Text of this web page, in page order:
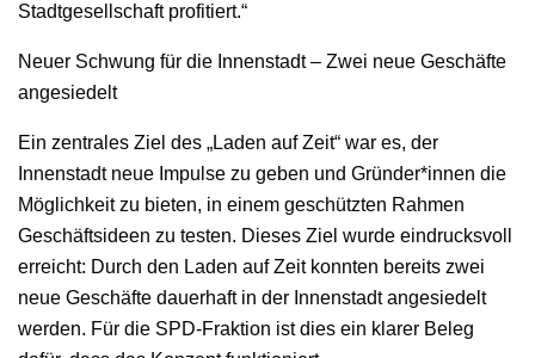
Stadtgesellschaft profitiert.“
Neuer Schwung für die Innenstadt – Zwei neue Geschäfte
angesiedelt
Ein zentrales Ziel des „Laden auf Zeit“ war es, der
Innenstadt neue Impulse zu geben und Gründer*innen die
Möglichkeit zu bieten, in einem geschützten Rahmen
Geschäftsideen zu testen. Dieses Ziel wurde eindrucksvoll
erreicht: Durch den Laden auf Zeit konnten bereits zwei
neue Geschäfte dauerhaft in der Innenstadt angesiedelt
werden. Für die SPD-Fraktion ist dies ein klarer Beleg